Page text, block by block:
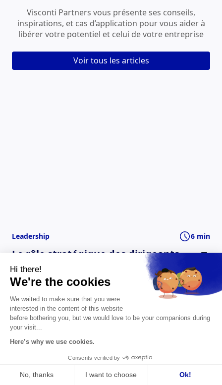
Visconti Partners vous présente ses conseils,
inspirations, et cas d’application pour vous aider à
libérer votre potentiel et celui de votre entreprise
Voir tous les articles
Leadership 6 min
Le rôle stratégique des dirigeants
dans la compétitivité
La compétitivité d'une entreprise commence par la
clarté stratégique de son dirigeant. Vision, capacité
d'arbitrage et lucidité : comment l'accompagnement
dirigeant en fait un avantage durable.
28/7/2026
Hi there!
We're the cookies
We waited to make sure that you were
interested in the content of this website
before bothering you, but we would love to be your companions during
your visit...
Here’s why we use cookies.
Consents verified by
No, thanks I want to choose Ok!